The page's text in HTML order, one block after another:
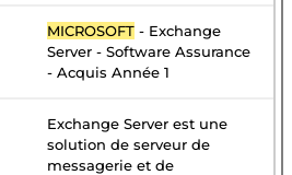
MICROSOFT - Exchange
Server - Software Assurance
- Acquis Année 1
Exchange Server est une
solution de serveur de
messagerie et de